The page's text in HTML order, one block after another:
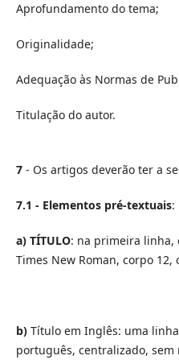
Aprofundamento do tema;
Originalidade;
Adequação às Normas de
Titulação do autor.
7- Os artigos deverão ter a
7.1 - Elementos pré-textuais:
a) TÍTULO: na primeira linha,
Times New Roman, corpo 12,
b)Título em Inglês: uma
português, centralizado,